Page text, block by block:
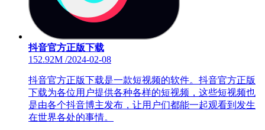
抖音官方正版下载
152.92M /2024-02-08
抖音官方正版下载是一款短视频的软件。抖音官方正版
下载为各位用户提供各种各样的短视频，这些短视频也
是由各个抖音博主发布，让用户们都能一起观看到发生
在世界各处的事情。